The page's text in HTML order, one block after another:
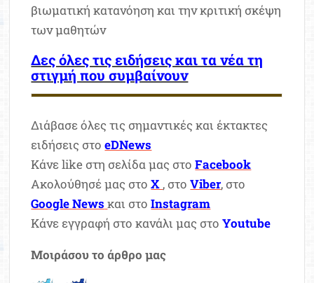
βιωματική κατανόηση και την κριτική σκέψη
των μαθητών
Δες όλες τις ειδήσεις και τα νέα τη
στιγμή που συμβαίνουν
Διάβασε όλες τις σημαντικές και έκτακτες
ειδήσεις στοeDNews
Κάνε like στη σελίδα μας στοFacebook
Ακολούθησέ μας στοX , στοViber, στο
Google News και στοInstagram
Κάνε εγγραφή στο κανάλι μας στοYoutube
Μοιράσου το άρθρο μας